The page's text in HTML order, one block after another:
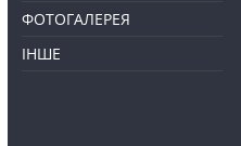
ФОТОГАЛЕРЕЯ
ІНШЕ